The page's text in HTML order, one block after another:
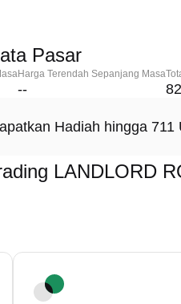
Pasar
Harga Terendah Sepanjang Masa
--
Hadiah hingga 711
LANDLORD